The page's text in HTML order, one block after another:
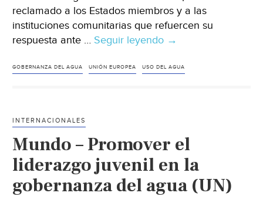
reclamado a los Estados miembros y a las
instituciones comunitarias que refuercen su
respuesta ante … Seguir leyendo Mundo
La
respuesta
la
UE
→
GOBERNANZA DEL AGUA UNIÓN EUROPEA USO DEL AGUA
INTERNACIONALES
Mundo – Promover el
liderazgo juvenil en la
gobernanza del agua (UN)